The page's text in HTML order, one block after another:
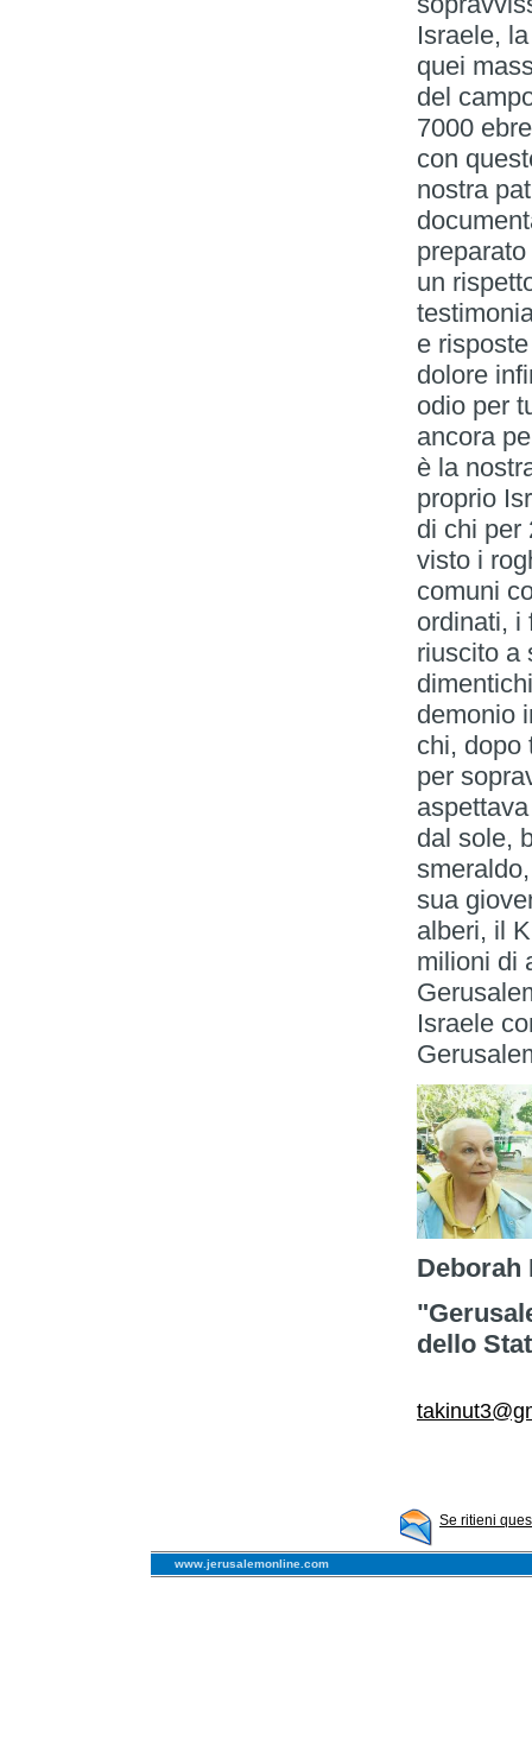
Israele,
quei
del
7000
con
nostra
un
e
dolore
odio per
ancora
è la
proprio
di chi per
visto i
comuni
ordinati, i
riuscito a
demonio
chi, dopo
per
dal sole,
sua
alberi, il
milioni di
Israele
Deborah
dello
Se ritieni
www.jerusalemonline.com